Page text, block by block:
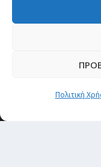
Πολιτική
Passenger